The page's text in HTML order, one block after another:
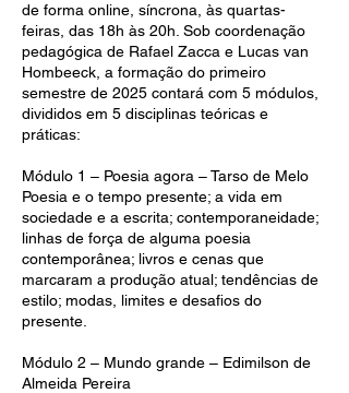
o
de forma online, síncrona, às quartas-
feiras, das 18h às 20h. Sob coordenação
pedagógica de Rafael Zacca e Lucas van
Hombeeck, a formação do primeiro
semestre de 2025 contará com 5 módulos,
divididos em 5 disciplinas teóricas e
práticas:
Módulo 1 – Poesia agora – Tarso de Melo
Poesia e o tempo presente; a vida em
sociedade e a escrita; contemporaneidade;
linhas de força de alguma poesia
contemporânea; livros e cenas que
marcaram a produção atual; tendências de
estilo; modas, limites e desafios do
presente.
Módulo 2 – Mundo grande – Edimilson de
Almeida Pereira